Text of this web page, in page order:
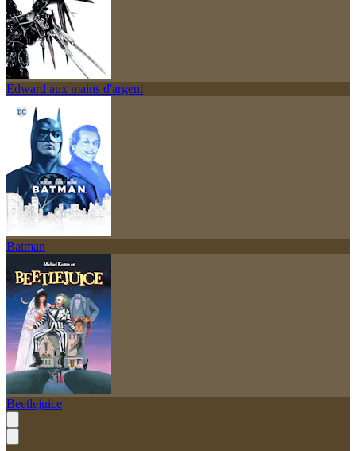
Edward aux mains d'argent
Batman
Beetlejuice